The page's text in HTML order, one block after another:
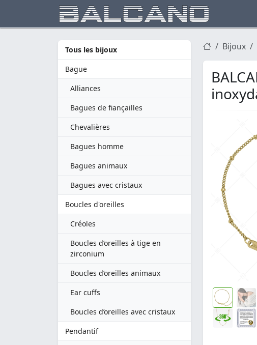
Tous les bijoux
Bague
Alliances
Bagues de fiançailles
Chevalières
Bagues homme
Bagues animaux
Bagues avec cristaux
Boucles d'oreilles
Créoles
Boucles d’oreilles à tige en
zirconium
Boucles d’oreilles animaux
Ear cuffs
Boucles d’oreilles avec cristaux
Pendantif
Bijoux